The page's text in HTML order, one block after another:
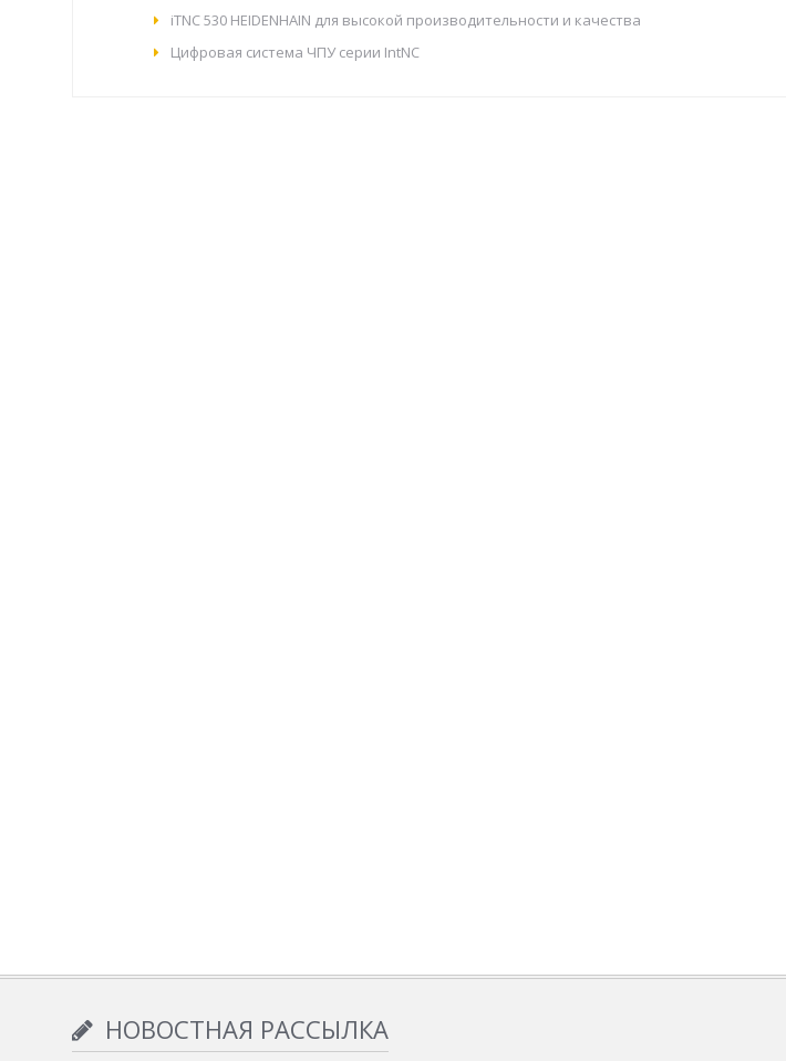
іTNC 530 HEIDENHAIN для высокой производительности и качества
Цифровая система ЧПУ серии IntNC
НОВОСТНАЯ РАССЫЛКА